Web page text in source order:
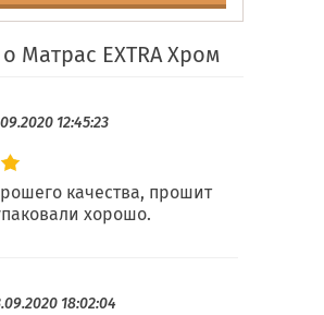
Матрас EXTRA Хром
12:45:23
качества, прошит
хорошо.
18:02:04